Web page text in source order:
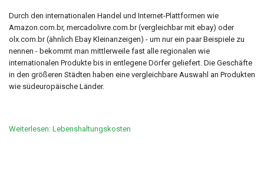
Durch den internationalen Handel und Internet-Plattformen wie
Amazon.com.br, mercadolivre.com.br (vergleichbar mit ebay) oder
olx.com.br (ähnlich Ebay Kleinanzeigen) - um nur ein paar Beispiele zu
nennen - bekommt man mittlerweile fast alle regionalen wie
internationalen Produkte bis in entlegene Dörfer geliefert. Die Geschäfte
in den größeren Städten haben eine vergleichbare Auswahl an Produkten
wie südeuropäische Länder.
Weiterlesen: Lebenshaltungskosten